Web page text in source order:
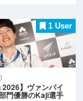
1 User
2026】ヴァンパイ
門優勝のKaji選手